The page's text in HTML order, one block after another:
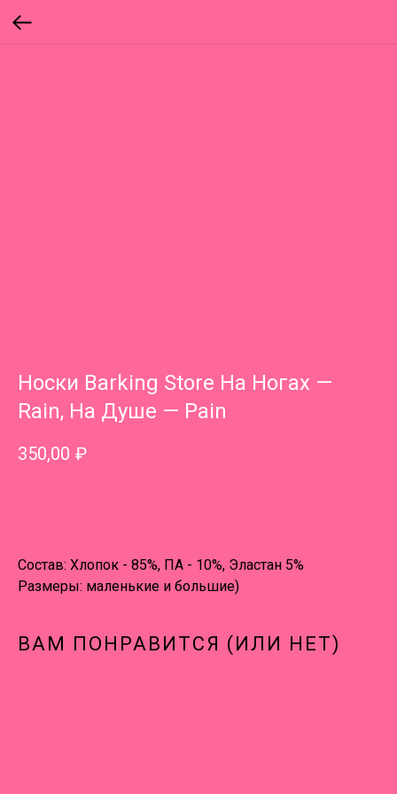
Носки Barking Store На Ногах —
Rain, На Душе — Pain
350,00 ₽
Состав: Хлопок - 85%, ПА - 10%, Эластан 5%
Размеры: маленькие и большие)
ВАМ ПОНРАВИТСЯ (ИЛИ НЕТ)